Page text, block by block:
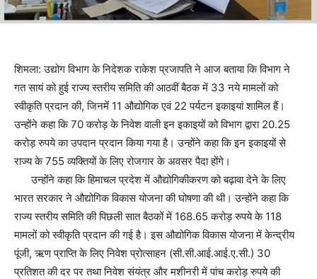
शिमला: उद्योग विभाग के निदेशक राकेश प्रजापति ने आज बताया कि विभाग ने
गत सायं को हुई राज्य स्तरीय समिति की आठवीं बैठक में 33 नये मामलों को
स्वीकृति प्रदान की, जिनमें 11 औद्योगिक एवं 22 पर्यटन इकाइयां शामिल हैं।
उन्होंने कहा कि 70 करोड़ के निवेश वाली इन इकाइयों को विभाग द्वारा 20.25
करोड़ रुपये का उपदान प्रदान किया गया है। उन्होंने कहा कि इन इकाइयों से
राज्य के 755 व्यक्तियों के लिए रोजगार के अवसर पैदा होंगे।
उन्होंने कहा कि हिमाचल प्रदेश में औद्योगिकीकरण को बढ़ावा देने के लिए
भारत सरकार ने औद्योगिक विकास योजना की घोषणा की थी। उन्होंने कहा कि
राज्य स्तरीय समिति की पिछली सात बैठकों में 168.65 करोड़ रुपये के 118
मामलों को स्वीकृति प्रदान की गई है। इस औद्योगिक विकास योजना में केन्द्रीय
पूंजी, ऋण प्राप्ति के लिए निवेश प्रोत्साहन (सी.सी.आई.आई.ए.सी.) 30
प्रतिशत की दर पर तथा निवेश संयंत्र और मशीनरी में पांच करोड़ रुपये की